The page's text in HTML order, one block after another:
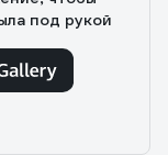
под рукой